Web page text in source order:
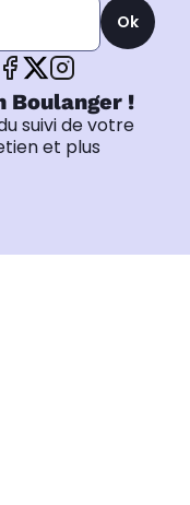
Ok
Boulanger !
suivi de votre
et plus